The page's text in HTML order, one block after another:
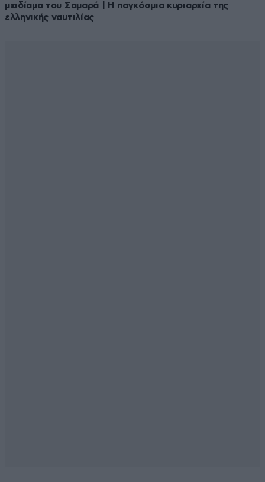
μειδίαμα του Σαμαρά | Η παγκόσμια κυριαρχία της
ελληνικής ναυτιλίας